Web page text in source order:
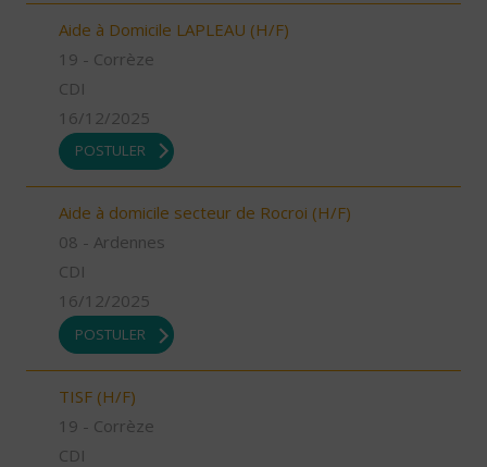
Aide à Domicile LAPLEAU (H/F)
19 - Corrèze
CDI
16/12/2025
POSTULER
Aide à domicile secteur de Rocroi (H/F)
08 - Ardennes
CDI
16/12/2025
POSTULER
TISF (H/F)
19 - Corrèze
CDI